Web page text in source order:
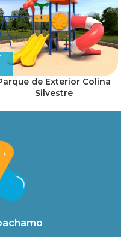
de Exterior Colina
Silvestre